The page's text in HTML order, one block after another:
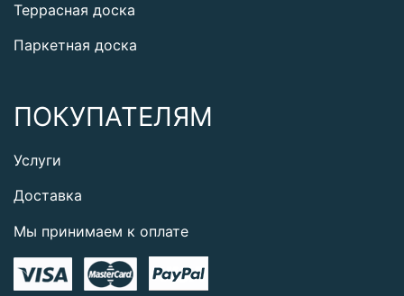
Террасная доска
Паркетная доска
ПОКУПАТЕЛЯМ
Услуги
Доставка
Мы принимаем к оплате